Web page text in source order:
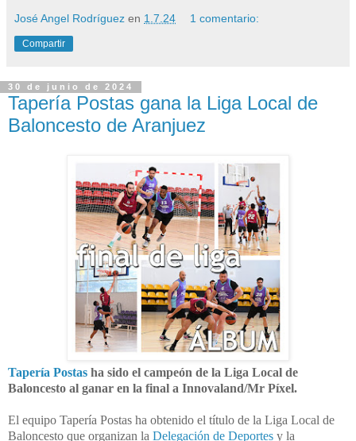
José Angel Rodríguez en 1.7.24 1 comentario:
Compartir
30 de junio de 2024
Tapería Postas gana la Liga Local de
Baloncesto de Aranjuez
Tapería Postas ha sido el campeón de la Liga Local de
Baloncesto al ganar en la final a Innovaland/Mr Píxel.
El equipo Tapería Postas ha obtenido el título de la Liga Local de
Baloncesto que organizan la Delegación de Deportes y la